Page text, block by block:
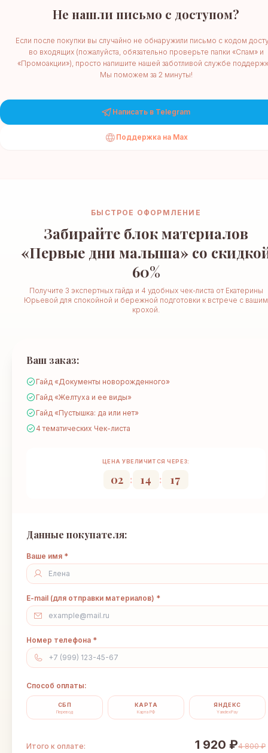
Не нашли письмо с доступом?
Если после покупки вы случайно не обнаружили письмо с кодом
во входящих (пожалуйста, обязательно проверьте папки «Спам» и
«Промоакции»), просто напишите нашей заботливой службе
Мы поможем за 2 минуты!
Написать в Telegram
Поддержка на Max
БЫСТРОЕ ОФОРМЛЕНИЕ
Забирайте блок материалов
«Первые дни малыша» со
60%
Получите 3 экспертных гайда и 4 удобных чек-листа от Екатерины
Юрьевой для спокойной и бережной подготовки к встрече с вашим
крохой.
Ваш заказ:
Гайд «Документы новорожденного»
Гайд «Желтуха и ее виды»
Гайд «Пустышка: да или нет»
4 тематических Чек-листа
ЦЕНА УВЕЛИЧИТСЯ ЧЕРЕЗ:
02 : 14 : 17
Данные покупателя:
Ваше имя *
E-mail (для отправки материалов) *
Номер телефона *
Способ оплаты:
СБП
Перевод
КАРТА
Карта РФ
ЯНДЕКС
YandexPay
Итого к оплате: 1 920 ₽4 800 ₽